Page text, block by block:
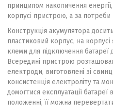
принципом накопичення
корпусі пристрою, а за потреби
Конструкція акумулятора
пластиковий корпус, на
клеми для підключення батареї
Всередині пристрою
електроди, виготовлені зі
консистенція електроліту та
домогтися експлуатації
положенні, її можна